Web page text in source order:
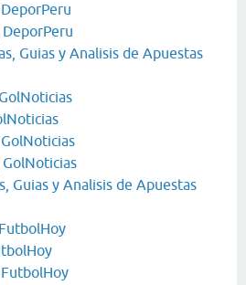
Guias y Analisis de Apuestas
Guias y Analisis de Apuestas